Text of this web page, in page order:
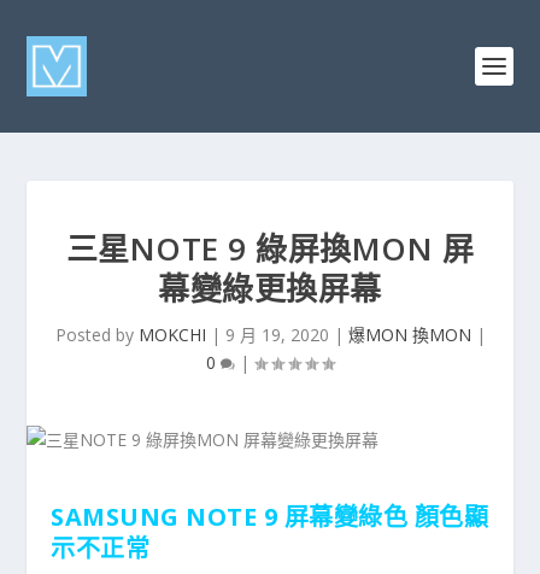
三星NOTE 9 綠屏換MON 屏
幕變綠更換屏幕
Posted by MOKCHI | 9 月 19, 2020 | 爆MON 換MON |
0
|
SAMSUNG NOTE 9 屏幕變綠色 顏色顯
示不正常